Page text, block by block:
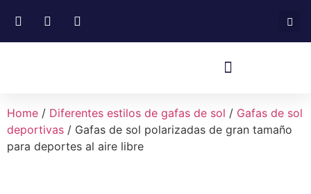
Home / Diferentes estilos de gafas de sol / Gafas de sol
deportivas / Gafas de sol polarizadas de gran tamaño
para deportes al aire libre